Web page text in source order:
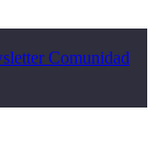
Comunidad